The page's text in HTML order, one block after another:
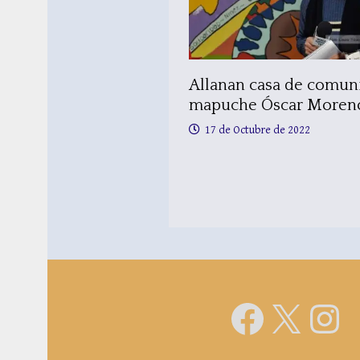
Allanan casa de
mapuche Óscar
17 de Octubre de 2022
Facebook
X